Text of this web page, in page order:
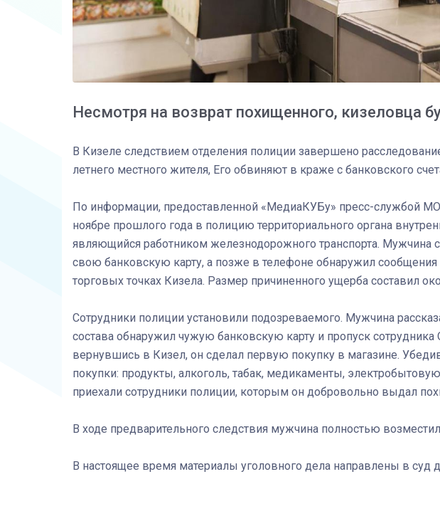
Несмотря на возврат похищенного, кизеловца
В Кизеле следствием отделения полиции завершено
летнего местного жителя, Его обвиняют в краже с банковского
По информации, предоставленной «МедиаКУБу» пресс-службой
ноябре прошлого года в полицию территориального органа
являющийся работником железнодорожного транспорта. Мужчина
свою банковскую карту, а позже в телефоне обнаружил
торговых точках Кизела. Размер причиненного ущерба составил
Сотрудники полиции установили подозреваемого. Мужчина
состава обнаружил чужую банковскую карту и пропуск
вернувшись в Кизел, он сделал первую покупку в магазине.
покупки: продукты, алкоголь, табак, медикаменты,
приехали сотрудники полиции, которым он добровольно выдал
В ходе предварительного следствия мужчина полностью
В настоящее время материалы уголовного дела направлены в суд